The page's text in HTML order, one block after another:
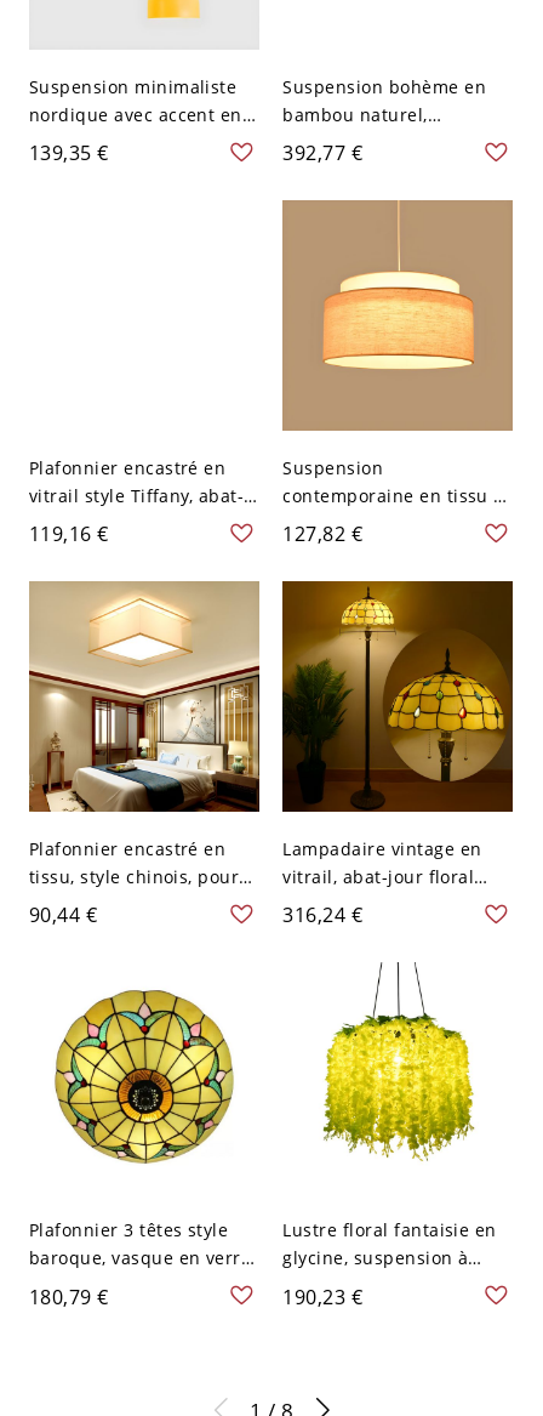
Suspension minimaliste
nordique avec accent en
bois, lampe suspendue en
métal mat pour îlot de
139,35 €
Suspension bohème en
bambou naturel,
luminaire suspendu en
rotin tressé à la main
pour salle à manger et îlot
392,77 €
Plafonnier encastré en
vitrail style Tiffany, abat-
jour artisanal
géométrique pour
chambre et entrée - 110
V-120 V Jaune 40,64 cm
119,16 €
Suspension
contemporaine en tissu à
double abat-jour tambour,
luminaire de plafond
superposé pour salon,
douce lueur d’ambiance -
110 V-120 V 40,64 cm
Jaune
127,82 €
Plafonnier encastré en
tissu, style chinois, pour
salon et salle à manger -
90,44 €
Lampadaire vintage en
vitrail, abat-jour floral
artisanal, pied en bronze -
316,24 €
Plafonnier 3 têtes style
baroque, vasque en verre
teinté jaune motif tulipe,
49,5 cm l
180,79 €
Lustre floral fantaisie en
glycine, suspension à
fleurs en cascade pour
une ambiance de salle à
V Jaune-Vert
190,23 €
1 / 8